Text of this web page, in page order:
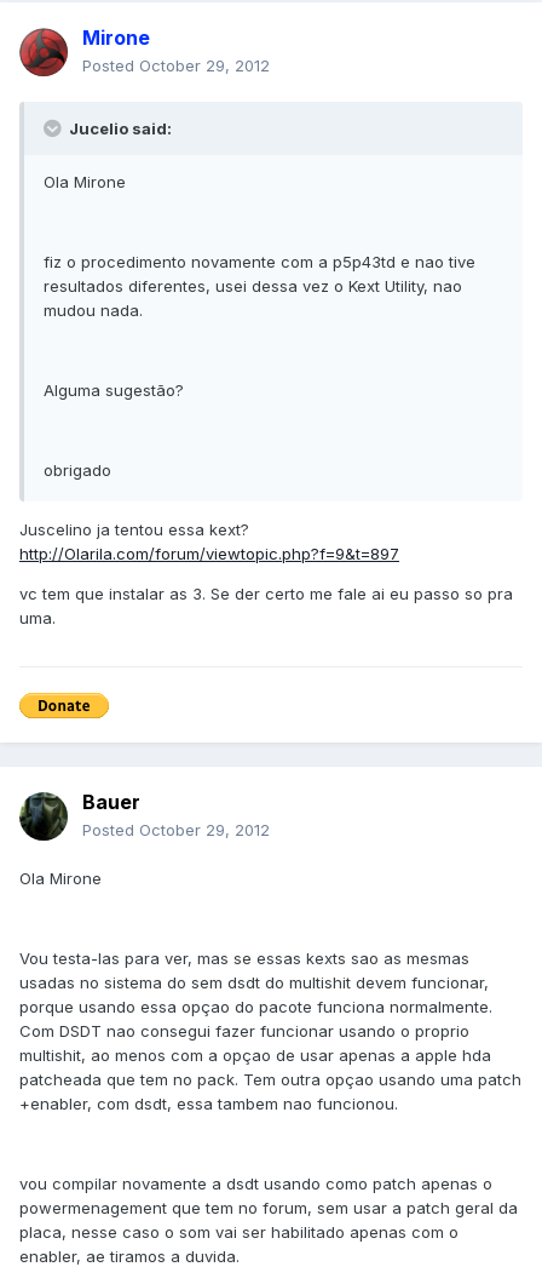
Mirone
Posted October 29, 2012
Jucelio said:
Ola Mirone
fiz o procedimento novamente com a p5p43td e nao tive
resultados diferentes, usei dessa vez o Kext Utility, nao
mudou nada.
Alguma sugestão?
obrigado
Juscelino ja tentou essa kext?
http://Olarila.com/forum/viewtopic.php?f=9&t=897
vc tem que instalar as 3. Se der certo me fale ai eu passo so pra
uma.
Bauer
Posted October 29, 2012
Ola Mirone
Vou testa-las para ver, mas se essas kexts sao as mesmas
usadas no sistema do sem dsdt do multishit devem funcionar,
porque usando essa opçao do pacote funciona normalmente.
Com DSDT nao consegui fazer funcionar usando o proprio
multishit, ao menos com a opçao de usar apenas a apple hda
patcheada que tem no pack. Tem outra opçao usando uma patch
+enabler, com dsdt, essa tambem nao funcionou.
vou compilar novamente a dsdt usando como patch apenas o
powermenagement que tem no forum, sem usar a patch geral da
placa, nesse caso o som vai ser habilitado apenas com o
enabler, ae tiramos a duvida.